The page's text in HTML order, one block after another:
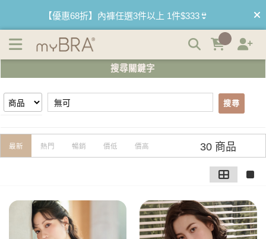
【買內衣免運費】台灣滿1200運費0元🚛
【首購優惠】新客最高可折$150再免運❗
【國際懶惰日】BRATOP2件95折 3件9折🌱
搜尋關鍵字
搜尋
最新 熱門 暢銷 價低 價高 30 商品